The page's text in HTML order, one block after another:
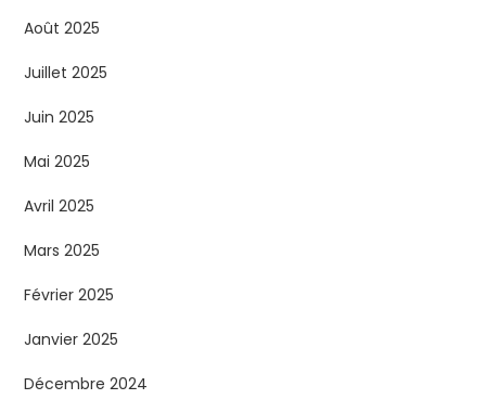
Août 2025
Juillet 2025
Juin 2025
Mai 2025
Avril 2025
Mars 2025
Février 2025
Janvier 2025
Décembre 2024